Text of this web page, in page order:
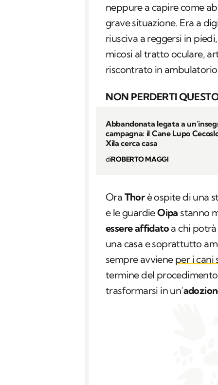
neppure a capire come
grave situazione. Era a
riusciva a reggersi in
micosi al tratto oculare,
riscontrato in
NON PERDERTI
Abbandonata legata a
campagna: il Cane Lupo
Xila cerca casa
diROBERTO MAGGI
Ora Thorè ospite di una
e le guardieOipa stanno
essere affidato a chi
una casa e soprattutto
sempre avviene per i cani
termine del
trasformarsi in un’